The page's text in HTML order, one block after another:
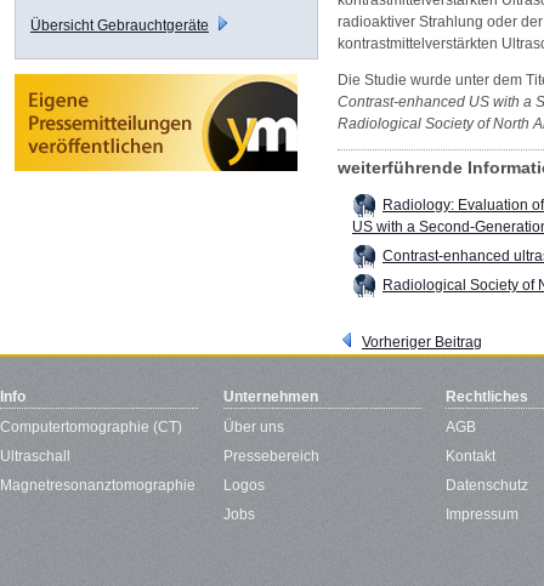
radioaktiver Strahlung oder
kontrastmittelverstärkten
Die Studie wurde unter dem
Contrast-enhanced US with a
Radiological Society of North
weiterführende
Radiology: Evaluation
US with a Second-
Contrast-enhanced
Radiological Society of
Vorheriger Beitrag
Übersicht Gebrauchtgeräte
Info
Computertomographie (CT)
Ultraschall
Magnetresonanztomographie
Unternehmen
Über uns
Pressebereich
Logos
Jobs
Rechtliches
AGB
Kontakt
Datenschutz
Impressum